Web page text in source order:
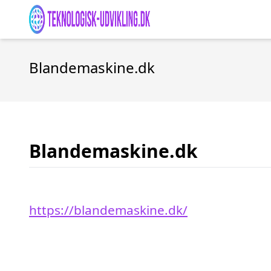
Blandemaskine.dk
Blandemaskine.dk
https://blandemaskine.dk/